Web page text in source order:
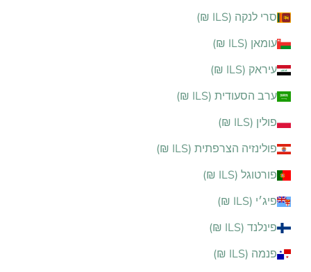
סרי לנקה (ILS ₪)
עומאן (ILS ₪)
עיראק (ILS ₪)
ערב הסעודית (ILS ₪)
פולין (ILS ₪)
פולינזיה הצרפתית (ILS ₪)
פורטוגל (ILS ₪)
פיג׳י (ILS ₪)
פינלנד (ILS ₪)
פנמה (ILS ₪)